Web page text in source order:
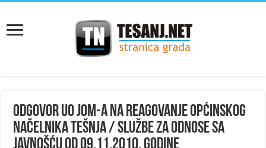
Odgovor UO JOM-a na Reagovanje Općinskog
načelnika Tešnja / Službe za odnose sa